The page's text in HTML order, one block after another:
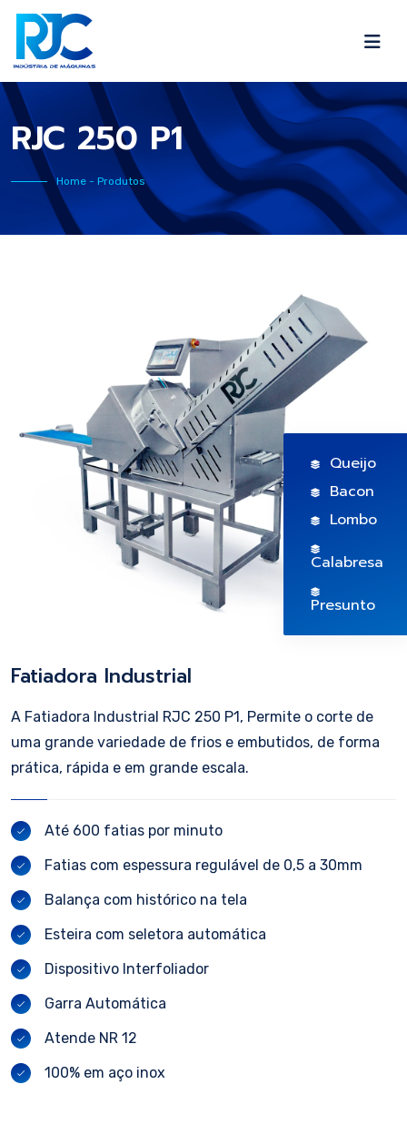
RJC 250 P1
Home - Produtos
Queijo
Bacon
Lombo
Calabresa
Presunto
Fatiadora Industrial
A Fatiadora Industrial RJC 250 P1, Permite o corte de
uma grande variedade de frios e embutidos, de forma
prática, rápida e em grande escala.
Até 600 fatias por minuto
Fatias com espessura regulável de 0,5 a 30mm
Balança com histórico na tela
Esteira com seletora automática
Dispositivo Interfoliador
Garra Automática
Atende NR 12
100% em aço inox